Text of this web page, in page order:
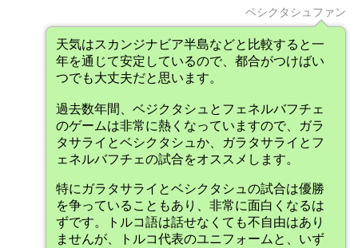
ベシクタシュファン
天気はスカンジナビア半島などと比較すると一
年を通じて安定しているので、都合がつけばい
つでも大丈夫だと思います。
過去数年間、ベジクタシュとフェネルバフチェ
のゲームは非常に熱くなっていますので、ガラ
タサライとベシクタシュか、ガラタサライとフ
ェネルバフチェの試合をオススメします。
特にガラタサライとベシクタシュの試合は優勝
を争っていることもあり、非常に面白くなるは
ずです。トルコ語は話せなくても不自由はあり
ませんが、トルコ代表のユニフォームと、いず